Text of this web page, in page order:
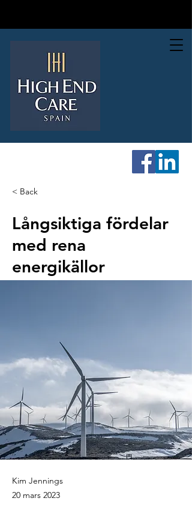
< Back
Långsiktiga fördelar
med rena
energikällor
Kim Jennings
20 mars 2023